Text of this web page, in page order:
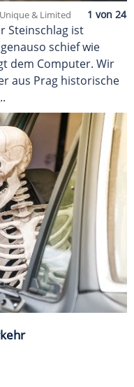
Unique & Limited
Steinschlag ist
schief wie
dem Computer. Wir
aus Prag historische